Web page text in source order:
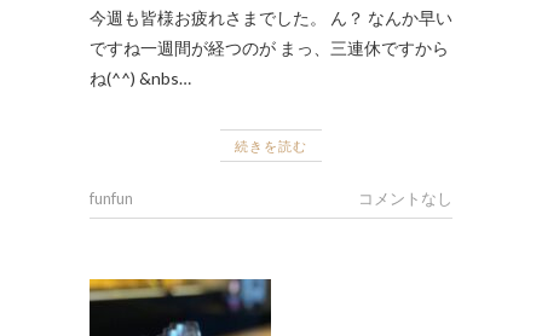
今週も皆様お疲れさまでした。 ん？ なんか早い
ですね一週間が経つのが まっ、三連休ですから
ね(^^) &nbs…
続きを読む
funfun コメントなし